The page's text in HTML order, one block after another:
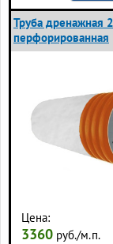
Труба дренажная
перфорированная
Цена:
3360 руб./м.п.